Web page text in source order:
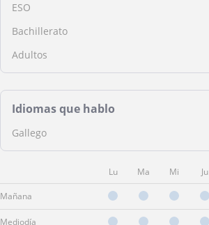
ESO
Bachillerato
Adultos
Idiomas que hablo
Gallego
Lu Ma Mi Ju
Mañana
Mediodía